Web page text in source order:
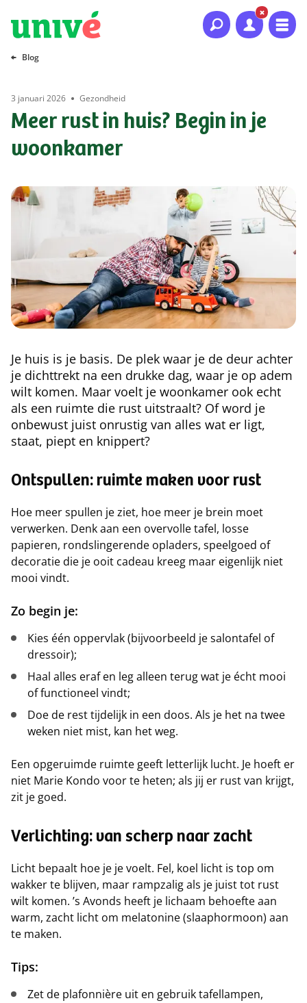
Naar hoofdinhoud
Naar hoofdnavigatie
Naar footer
Blog
3 januari 2026 Gezondheid
Meer rust in huis? Begin in je
woonkamer
Je huis is je basis. De plek waar je de deur achter
je dichttrekt na een drukke dag, waar je op adem
wilt komen. Maar voelt je woonkamer ook echt
als een ruimte die rust uitstraalt? Of word je
onbewust juist onrustig van alles wat er ligt,
staat, piept en knippert?
Ontspullen: ruimte maken voor rust
Hoe meer spullen je ziet, hoe meer je brein moet
verwerken. Denk aan een overvolle tafel, losse
papieren, rondslingerende opladers, speelgoed of
decoratie die je ooit cadeau kreeg maar eigenlijk niet
mooi vindt.
Zo begin je:
Kies één oppervlak (bijvoorbeeld je salontafel of
dressoir);
Haal alles eraf en leg alleen terug wat je écht mooi
of functioneel vindt;
Doe de rest tijdelijk in een doos. Als je het na twee
weken niet mist, kan het weg.
Een opgeruimde ruimte geeft letterlijk lucht. Je hoeft er
niet Marie Kondo voor te heten; als jij er rust van krijgt,
zit je goed.
Verlichting: van scherp naar zacht
Licht bepaalt hoe je je voelt. Fel, koel licht is top om
wakker te blijven, maar rampzalig als je juist tot rust
wilt komen. ’s Avonds heeft je lichaam behoefte aan
warm, zacht licht om melatonine (slaaphormoon) aan
te maken.
Tips:
Zet de plafonnière uit en gebruik tafellampen,